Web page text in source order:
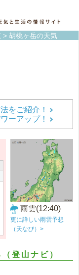
> 胡桃ヶ岳の天気
をご紹介！
ーアップ！
雨雲(12:40)
更に詳しい雨雲予想
（天なび）>
登山ナビ）